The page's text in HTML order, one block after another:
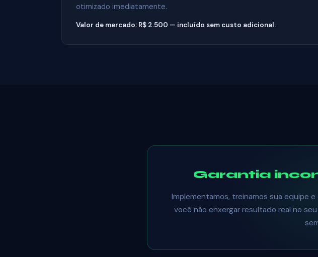
otimizado imediatamente.
Valor de mercado: R$ 2.500 — incluído sem custo adicional.
Garantia
Implementamos, treinamos sua equipe
você não enxergar resultado real no